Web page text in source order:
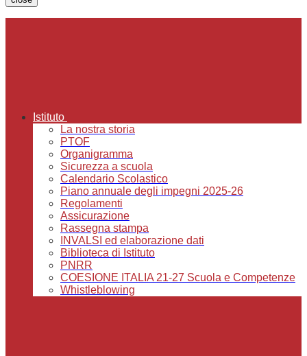
Istituto
La nostra storia
PTOF
Organigramma
Sicurezza a scuola
Calendario Scolastico
Piano annuale degli impegni 2025-26
Regolamenti
Assicurazione
Rassegna stampa
INVALSI ed elaborazione dati
Biblioteca di Istituto
PNRR
COESIONE ITALIA 21-27 Scuola e Competenze
Whistleblowing